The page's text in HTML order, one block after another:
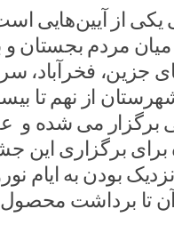
از آیین‌هایی
مردم بجستان و
جزین، فخرآباد،
از نهم تا
برگزار می شده و
برای برگزاری این
بودن به ایام
تا برداشت